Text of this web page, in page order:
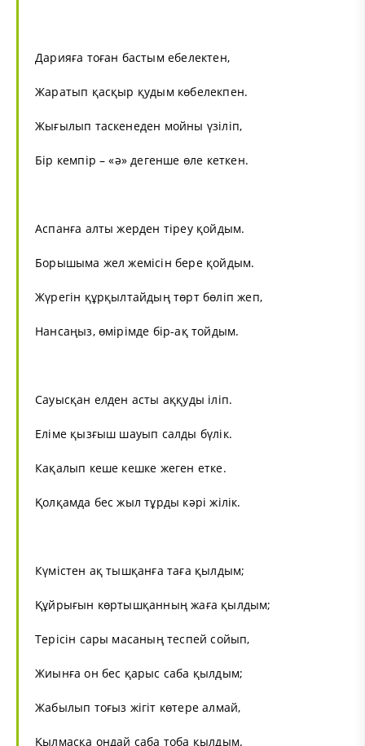
Дарияға тоған бастым ебелектен,
Жаратып қасқыр қудым көбелекпен.
Жығылып таскенеден мойны үзіліп,
Бір кемпір – «ә» дегенше өле кеткен.
Аспанға алты жерден тіреу қойдым.
Борышыма жел жемісін бере қойдым.
Жүрегін құрқылтайдың төрт бөліп жеп,
Нансаңыз, өмірімде бір-ақ тойдым.
Сауысқан елден асты аққуды іліп.
Еліме қызғыш шауып салды бүлік.
Кақалып кеше кешке жеген етке.
Қолқамда бес жыл тұрды кәрі жілік.
Күмістен ақ тышқанға таға қылдым;
Құйрығын көртышқанның жаға қылдым;
Терісін сары масаның теспей сойып,
Жиынға он бес қарыс саба қылдым;
Жабылып тоғыз жігіт көтере алмай,
Қылмасқа ондай саба тоба қылдым.